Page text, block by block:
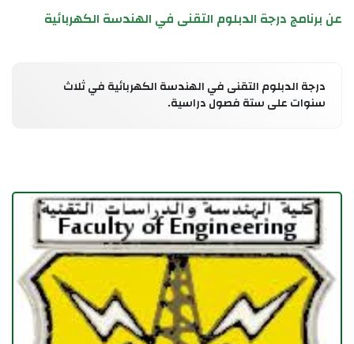
عن برنامج درجة الدبلوم التقنى في الهندسة الكهربائية
درجة الدبلوم التقنى في الهندسة الكهربائية في ثلاث
سنوات على ستة فصول دراسية.